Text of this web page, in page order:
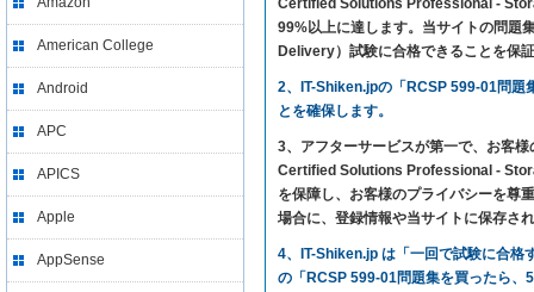
American College
Android
APC
APICS
Apple
AppSense
Certified Solutions Professional -
99%以上に達します。当サイトの問
Delivery）試験に合格できることを保
2、IT-Shiken.jpの「RCSP 599-01問題
とを確保します。
3、アフターサービスが第一で、お客
Certified Solutions Professional -
を保障し、お客様のプライバシーを尊
場合に、登録情報や当サイトに保存さ
4、IT-Shiken.jp は「一回で試験に合格
の「RCSP 599-01問題集を買ったら、